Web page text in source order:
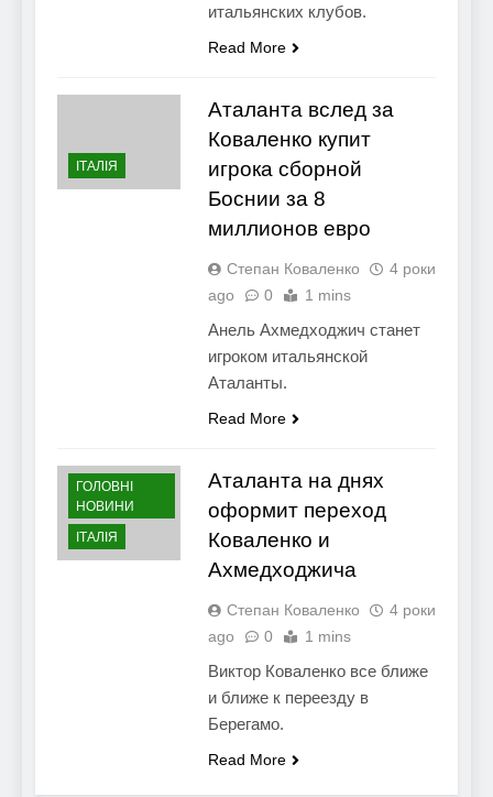
итальянских клубов.
Read More
ІТАЛІЯ
Аталанта вслед за
Коваленко купит
игрока сборной
Боснии за 8
миллионов евро
Степан Коваленко
4 роки
ago
0 1 mins
Анель Ахмедходжич станет
игроком итальянской
Аталанты.
Read More
ГОЛОВНІ
НОВИНИ
ІТАЛІЯ
Аталанта на днях
оформит переход
Коваленко и
Ахмедходжича
Степан Коваленко
4 роки
ago
0 1 mins
Виктор Коваленко все ближе
и ближе к переезду в
Берегамо.
Read More